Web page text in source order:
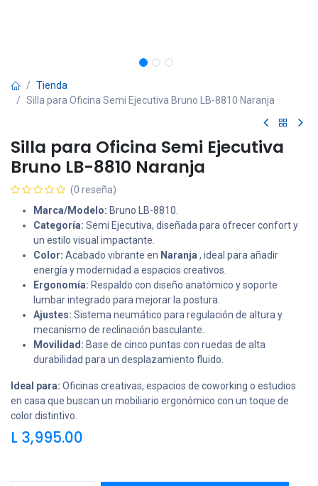
Tienda
Silla para Oficina Semi Ejecutiva Bruno LB-8810 Naranja
Silla para Oficina Semi Ejecutiva
Bruno LB-8810 Naranja
(0 reseña)
Marca/Modelo: Bruno LB-8810.
Categoría: Semi Ejecutiva, diseñada para ofrecer confort y
un estilo visual impactante.
Color: Acabado vibrante en Naranja , ideal para añadir
energía y modernidad a espacios creativos.
Ergonomía: Respaldo con diseño anatómico y soporte
lumbar integrado para mejorar la postura.
Ajustes: Sistema neumático para regulación de altura y
mecanismo de reclinación basculante.
Movilidad: Base de cinco puntas con ruedas de alta
durabilidad para un desplazamiento fluido.
Ideal para: Oficinas creativas, espacios de coworking o estudios
en casa que buscan un mobiliario ergonómico con un toque de
color distintivo.
L 3,995.00